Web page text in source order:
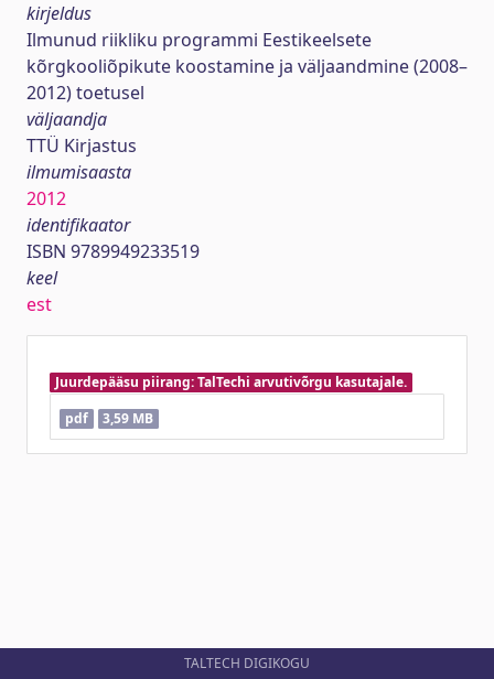
kirjeldus
Ilmunud riikliku programmi Eestikeelsete
kõrgkooliõpikute koostamine ja väljaandmine (2008–
2012) toetusel
väljaandja
TTÜ Kirjastus
ilmumisaasta
2012
identifikaator
ISBN 9789949233519
keel
est
Juurdepääsu piirang: TalTechi arvutivõrgu kasutajale.
pdf
3,59 MB
TALTECH DIGIKOGU